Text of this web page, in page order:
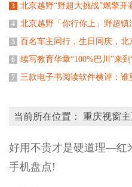
3 北京越野“野超大挑战”燃擎开
4 北京越野「你行你上」野超镇
5 百名车主同行，生日同庆，北
6 续写教育华章“100%巴川”来
7 三款电子书阅读软件横评：谁
当前所在位置： 重庆视窗
好用不贵才是硬道理—红
手机盘点!